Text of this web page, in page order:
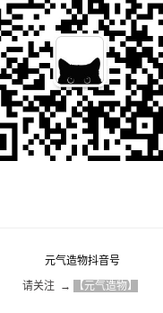
元气造物抖音号
请关注  → 【元气造物】